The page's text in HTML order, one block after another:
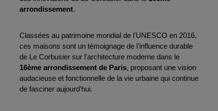
arrondissement.
Classées au patrimoine mondial de l'UNESCO en 2016,
ces maisons sont un témoignage de l'influence durable
16ème arrondissement de Paris, proposant une vision
audacieuse et fonctionnelle de la vie urbaine qui continue
de fasciner aujourd'hui.